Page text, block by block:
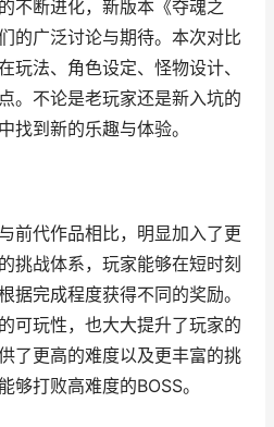
不断进化，新版本《夺魂之
的广泛讨论与期待。本次对比
玩法、角色设定、怪物设计、
。不论是老玩家还是新入坑的
找到新的乐趣与体验。
前代作品相比，明显加入了更
挑战体系，玩家能够在短时刻
据完成程度获得不同的奖励。
可玩性，也大大提升了玩家的
了更高的难度以及更丰富的挑
够打败高难度的BOSS。